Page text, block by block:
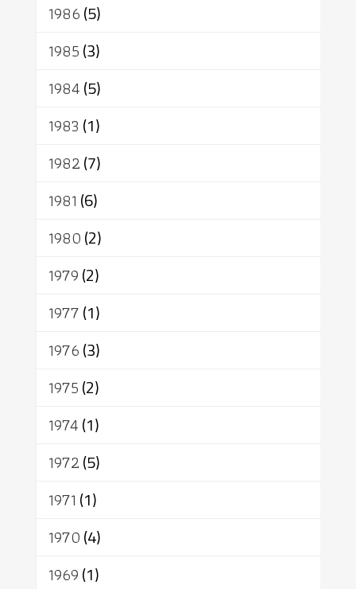
1986(5)
1985(3)
1984(5)
1983 (1)
1982(7)
1981 (6)
1980(2)
1979(2)
1977(1)
1976(3)
1975(2)
1974(1)
1972(5)
1971 (1)
1970(4)
1969(1)